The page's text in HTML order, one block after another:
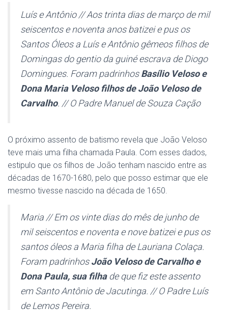
Luís e Antônio // Aos trinta dias de março de mil
seiscentos e noventa anos batizei e pus os
Santos Óleos a Luís e Antônio gêmeos filhos de
Domingas do gentio da guiné escrava de Diogo
Domingues. Foram padrinhosBasílio Veloso e
Dona Maria Veloso filhos de João Veloso de
Carvalho. // O Padre Manuel de Souza Cação
O próximo assento de batismo revela que João Veloso
teve mais uma filha chamada Paula. Com esses dados,
estipulo que os filhos de João tenham nascido entre as
décadas de 1670-1680, pelo que posso estimar que ele
mesmo tivesse nascido na década de 1650.
Maria // Em os vinte dias do mês de junho de
mil seiscentos e noventa e nove batizei e pus os
santos óleos a Maria filha de Lauriana Colaça.
Foram padrinhosJoão Veloso de Carvalho e
Dona Paula, sua filhade que fiz este assento
em Santo Antônio de Jacutinga. // O Padre Luís
de Lemos Pereira.